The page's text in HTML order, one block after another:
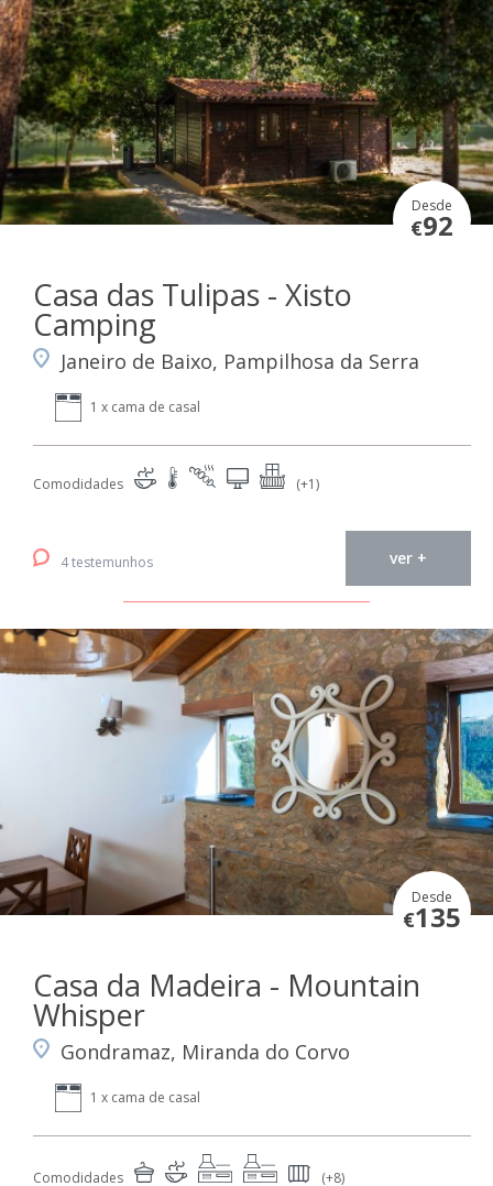
Desde
€92
Casa das Tulipas - Xisto
Camping
Janeiro de Baixo, Pampilhosa da Serra
1 x cama de casal
Comodidades (+1)
4 testemunhos ver +
Desde
€135
Casa da Madeira - Mountain
Whisper
Gondramaz, Miranda do Corvo
1 x cama de casal
Comodidades (+8)